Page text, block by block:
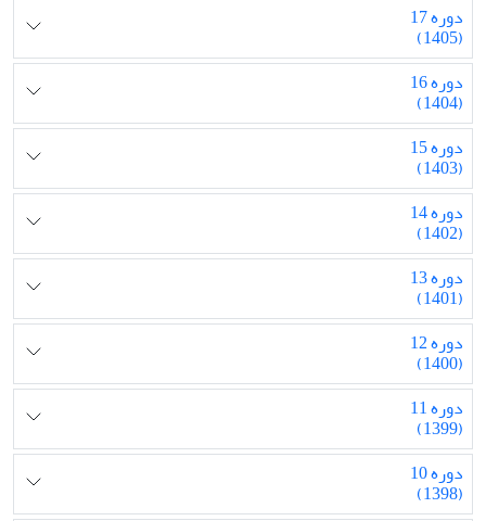
دوره 17
(1405)
دوره 16
(1404)
دوره 15
(1403)
دوره 14
(1402)
دوره 13
(1401)
دوره 12
(1400)
دوره 11
(1399)
دوره 10
(1398)